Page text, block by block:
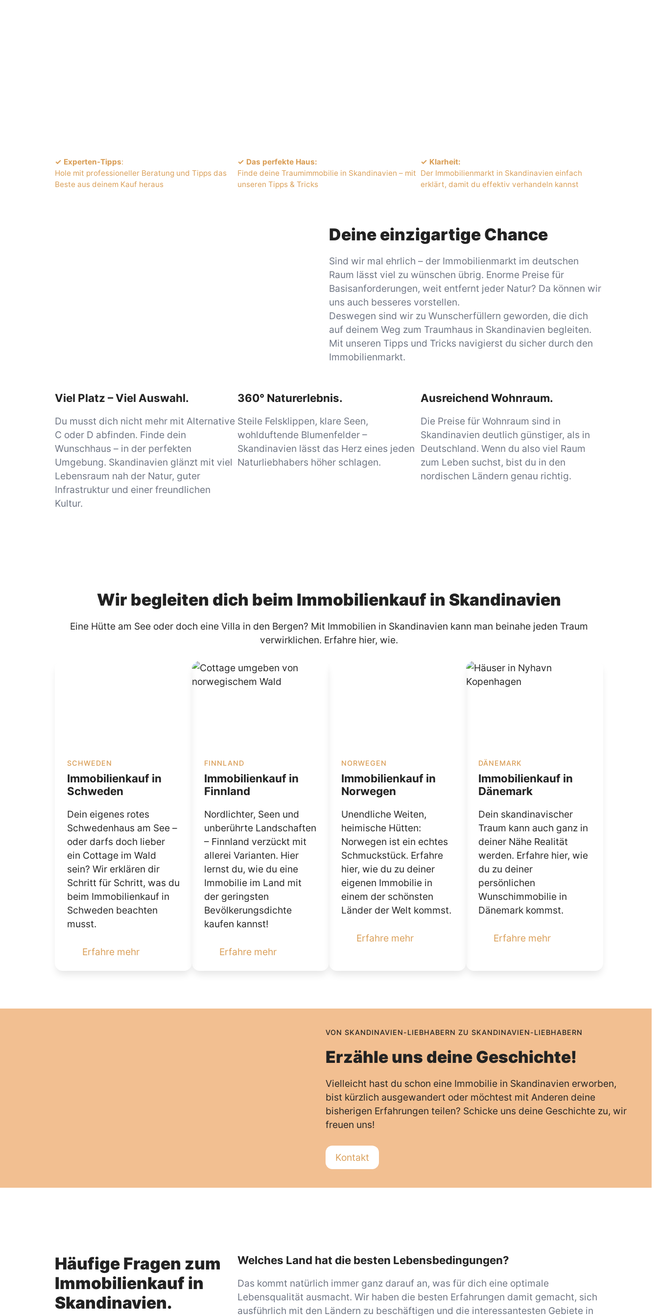
✓ Experten-Tipps:
Hole mit professioneller Beratung und Tipps das
Beste aus deinem Kauf heraus
✓ Das perfekte Haus:
Finde deine Traumimmobilie in Skandinavien – mit
unseren Tipps & Tricks
✓ Klarheit:
Der Immobilienmarkt in Skandinavien einfach
erklärt, damit du effektiv verhandeln kannst
Deine einzigartige Chance
Sind wir mal ehrlich – der Immobilienmarkt im deutschen
Raum lässt viel zu wünschen übrig. Enorme Preise für
Basisanforderungen, weit entfernt jeder Natur? Da können wir
uns auch besseres vorstellen.
Deswegen sind wir zu Wunscherfüllern geworden, die dich
auf deinem Weg zum Traumhaus in Skandinavien begleiten.
Mit unseren Tipps und Tricks navigierst du sicher durch den
Immobilienmarkt.
Viel Platz – Viel Auswahl.
Du musst dich nicht mehr mit Alternative
C oder D abfinden. Finde dein
Wunschhaus – in der perfekten
Umgebung. Skandinavien glänzt mit viel
Lebensraum nah der Natur, guter
Infrastruktur und einer freundlichen
Kultur.
360° Naturerlebnis.
Steile Felsklippen, klare Seen,
wohlduftende Blumenfelder –
Skandinavien lässt das Herz eines jeden
Naturliebhabers höher schlagen.
Ausreichend Wohnraum.
Die Preise für Wohnraum sind in
Skandinavien deutlich günstiger, als in
Deutschland. Wenn du also viel Raum
zum Leben suchst, bist du in den
nordischen Ländern genau richtig.
Wir begleiten dich beim Immobilienkauf in Skandinavien
Eine Hütte am See oder doch eine Villa in den Bergen? Mit Immobilien in Skandinavien kann man beinahe jeden Traum
verwirklichen. Erfahre hier, wie.
SCHWEDEN
Immobilienkauf in
Schweden
Dein eigenes rotes
Schwedenhaus am See –
oder darfs doch lieber
ein Cottage im Wald
sein? Wir erklären dir
Schritt für Schritt, was du
beim Immobilienkauf in
Schweden beachten
musst.
Erfahre mehr
FINNLAND
Immobilienkauf in
Finnland
Nordlichter, Seen und
unberührte Landschaften
– Finnland verzückt mit
allerei Varianten. Hier
lernst du, wie du eine
Immobilie im Land mit
der geringsten
Bevölkerungsdichte
kaufen kannst!
Erfahre mehr
NORWEGEN
Immobilienkauf in
Norwegen
Unendliche Weiten,
heimische Hütten:
Norwegen ist ein echtes
Schmuck­stück. Erfahre
hier, wie du zu deiner
eigenen Immobilie in
einem der schönsten
Länder der Welt kommst.
Erfahre mehr
DÄNEMARK
Immobilienkauf in
Dänemark
Dein skandinavischer
Traum kann auch ganz in
deiner Nähe Realität
werden. Erfahre hier, wie
du zu deiner
persönlichen
Wunschimmobilie in
Dänemark kommst.
Erfahre mehr
VON SKANDINAVIEN-LIEBHABERN ZU SKANDINAVIEN-LIEBHABERN
Erzähle uns deine Geschichte!
Vielleicht hast du schon eine Immobilie in Skandinavien erworben,
bist kürzlich ausgewandert oder möchtest mit Anderen deine
bisherigen Erfahrungen teilen? Schicke uns deine Geschichte zu, wir
freuen uns!
Kontakt
Häufige Fragen zum
Immobilienkauf in
Skandinavien.
Welches Land hat die besten Lebensbedingungen?
Das kommt natürlich immer ganz darauf an, was für dich eine optimale
Lebensqualität ausmacht. Wir haben die besten Erfahrungen damit gemacht, sich
ausführlich mit den Ländern zu beschäftigen und die interessantesten Gebiete in